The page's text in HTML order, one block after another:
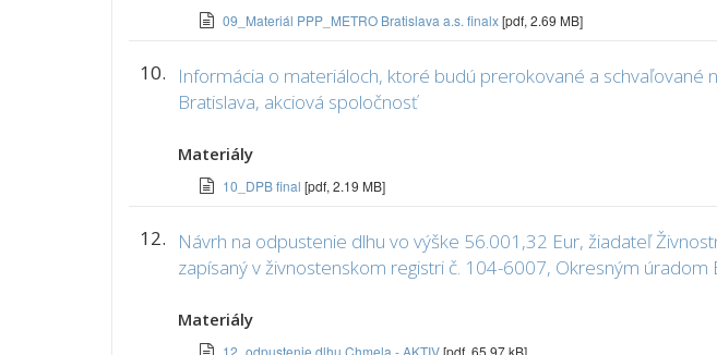
09_Materiál PPP_METRO Bratislava a.s. finalx[pdf, 2.69 MB]
10.
Informácia o materiáloch, ktoré budú prerokované a
Bratislava, akciová spoločnosť
Materiály
10_DPB final [pdf, 2.19 MB]
12.
Návrh na odpustenie dlhu vo výške 56.001,32 Eur, žiadateľ
zapísaný v živnostenskom registri č. 104-6007, Okresným úradom
Materiály
12_odpustenie dlhu Chmela - AKTIV[pdf, 65.97 kB]